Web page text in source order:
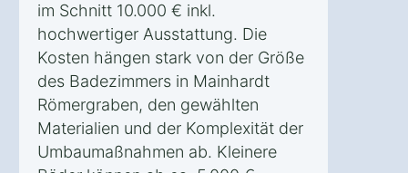
im Schnitt 10.000 € inkl.
hochwertiger Ausstattung. Die
Kosten hängen stark von der Größe
des Badezimmers in Mainhardt
Römergraben, den gewählten
Materialien und der Komplexität der
Umbaumaßnahmen ab. Kleinere